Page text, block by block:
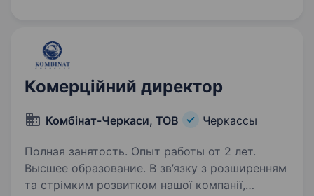
Комерційний директор
Комбінат-Черкаси, ТОВ Черкассы
Полная занятость. Опыт работы от 2 лет.
Высшее образование. В зв’язку з розширенням
та стрімким розвитком нашої компанії,